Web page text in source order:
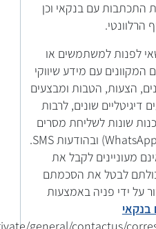
התכתבות עם בנקאי וכן
הרלוונטי.
לפנות למשתמשים או
המקוונים עם מידע שיווקי
הצעות, הטבות ומבצעים
דיגיטליים שונים, לרבות
שונות לשליחת מסרים
מיידיים (כגון צ'אט ו-WhatsApp) ובהודעות SMS.
מעוניינים לקבל את
לבטל את הסכמתם
על ידי פניה באמצעות